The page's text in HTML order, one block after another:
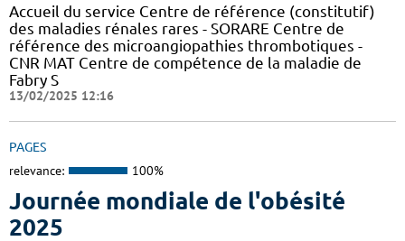
Accueil du service Centre de référence (constitutif)
des maladies rénales rares - SORARE Centre de
référence des microangiopathies thrombotiques -
CNR MAT Centre de compétence de la maladie de
Fabry S
13/02/2025 12:16
PAGES
relevance: 100%
Journée mondiale de l'obésité
2025